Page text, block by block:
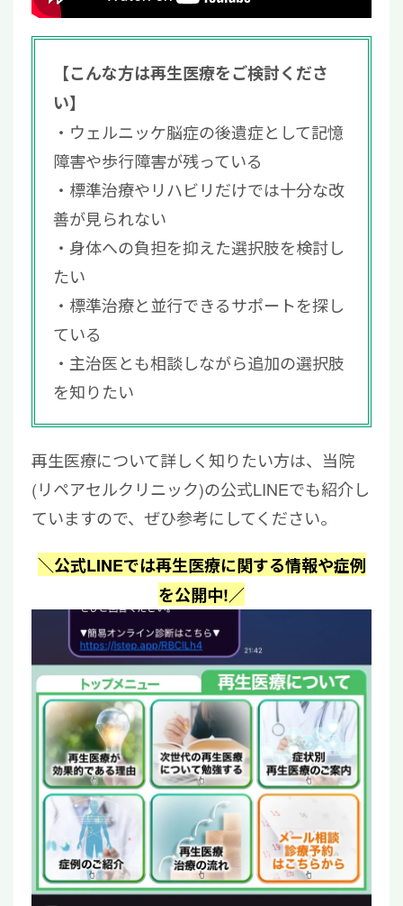
【こんな方は再生医療をご検討くださ
い】
ウェルニッケ脳症の後遺症として記憶
障害や歩行障害が残っている
標準治療やリハビリだけでは十分な改
善が見られない
身体への負担を抑えた選択肢を検討し
たい
標準治療と並行できるサポートを探し
ている
主治医とも相談しながら追加の選択肢
を知りたい
再生医療について詳しく知りたい方は、当院
(リペアセルクリニック)の公式LINEでも紹介し
ていますので、ぜひ参考にしてください。
＼公式LINEでは再生医療に関する情報や症例
を公開中!／